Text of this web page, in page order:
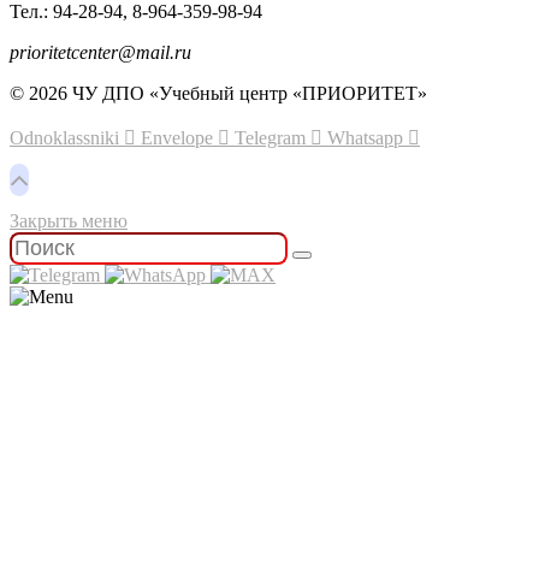
Тел.: 94-28-94, 8-964-359-98-94
prioritetcenter@mail.ru
© 2026 ЧУ ДПО «Учебный центр «ПРИОРИТЕТ»
Odnoklassniki Envelope Telegram Whatsapp
Закрыть меню